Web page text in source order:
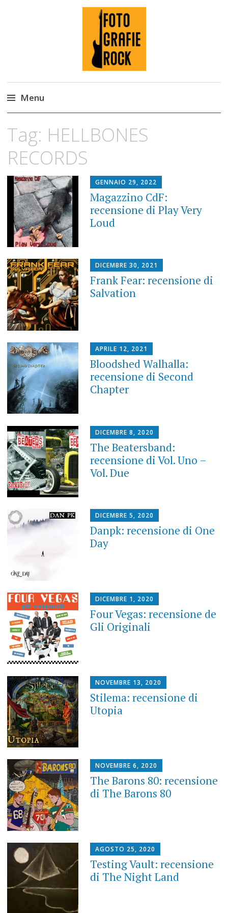
Fotografie ROCK
Menu
content
Tag: HELLBONES
RECORDS
GENNAIO 29, 2022
Magazzino CdF:
recensione di Play Very
Loud
DICEMBRE 30, 2021
Frank Fear: recensione di
Salvation
APRILE 12, 2021
Bloodshed Walhalla:
recensione di Second
Chapter
DICEMBRE 8, 2020
The Beatersband:
recensione di Vol. Uno –
Vol. Due
DICEMBRE 5, 2020
Danpk: recensione di One
Day
DICEMBRE 1, 2020
Four Vegas: recensione de
Gli Originali
NOVEMBRE 13, 2020
Stilema: recensione di
Utopia
NOVEMBRE 6, 2020
The Barons 80: recensione
di The Barons 80
AGOSTO 25, 2020
Testing Vault: recensione
di The Night Land